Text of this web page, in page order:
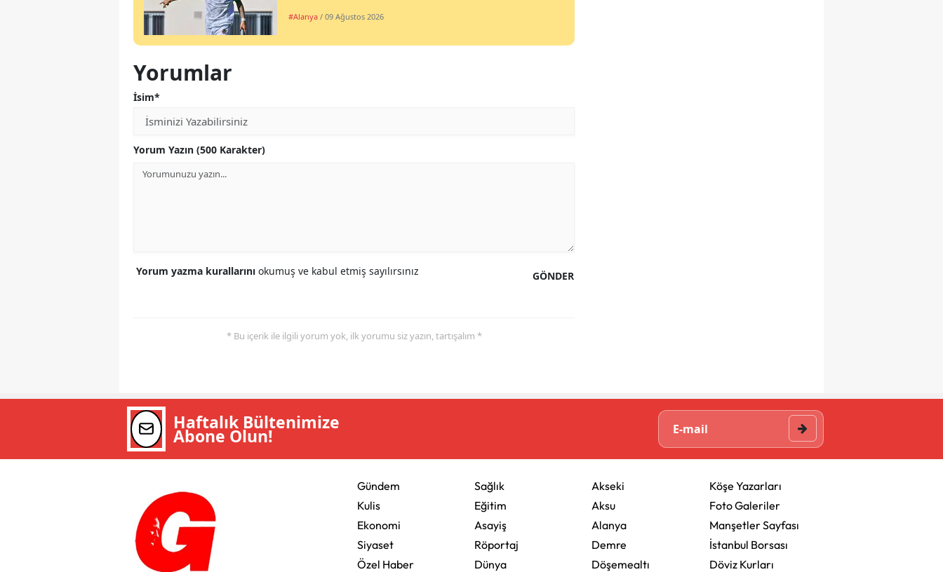
#Alanya / 09 Ağustos 2026
Yorumlar
İsim*
Yorum Yazın (500 Karakter)
GÖNDER
Yorum yazma kurallarını okumuş ve kabul etmiş sayılırsınız
* Bu içerik ile ilgili yorum yok, ilk yorumu siz yazın, tartışalım *
Haftalık Bültenimize
Abone Olun!
Gündem
Kulis
Ekonomi
Siyaset
Özel Haber
Sağlık
Eğitim
Asayiş
Röportaj
Dünya
Akseki
Aksu
Alanya
Demre
Döşemealtı
Köşe Yazarları
Foto Galeriler
Manşetler Sayfası
İstanbul Borsası
Döviz Kurları